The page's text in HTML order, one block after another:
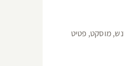
מוסקט, פטיט